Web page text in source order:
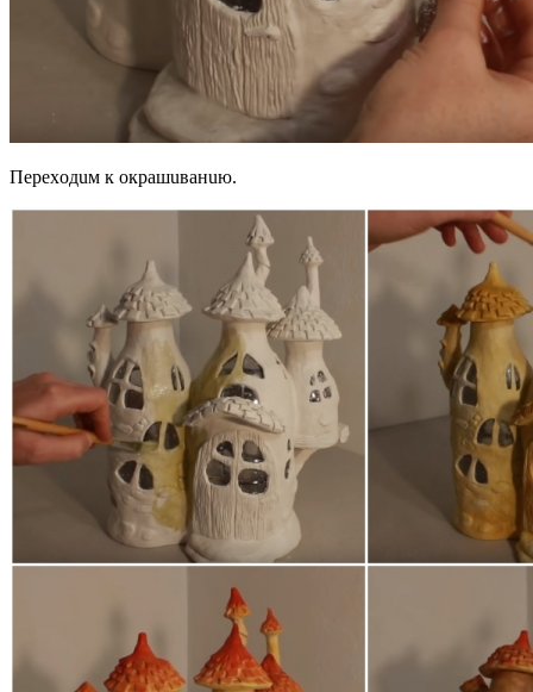
Пepexoдuм к oкpaшuвaнuю.